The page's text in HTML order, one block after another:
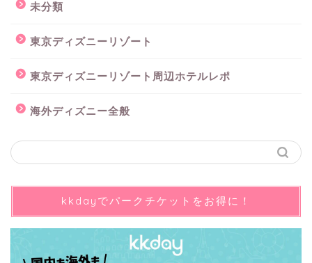
未分類
東京ディズニーリゾート
東京ディズニーリゾート周辺ホテルレポ
海外ディズニー全般
kkdayでパークチケットをお得に！